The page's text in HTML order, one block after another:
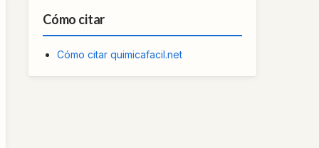
Cómo citar
Cómo citar quimicafacil.net